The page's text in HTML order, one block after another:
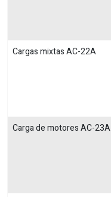
Cargas mixtas AC-22A
Carga de motores AC-23A